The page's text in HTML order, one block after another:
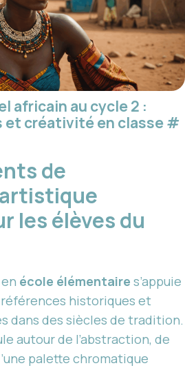
africain au cycle 2 :
et créativité en classe#
de
artistique
les élèves du
école élémentaire s’appuie
historiques et
dans des siècles de tradition.
autour de l’abstraction, de
palette chromatique